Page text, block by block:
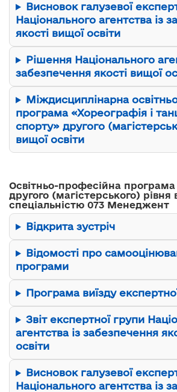
Висновок галузевої
Національного агентства із
якості вищої освіти
Рішення Національного
забезпечення якості вищої
Міждисциплінарна
програма «Хореографія і
спорту» другого
вищої освіти
Освітньо-професійна
другого (магістерського) рівня
спеціальністю 073 Менеджент
Відкрита зустріч
Відомості про
програми
Програма виїзду
Звіт експертної групи
агентства із забезпечення
освіти
Висновок галузевої
Національного агентства із